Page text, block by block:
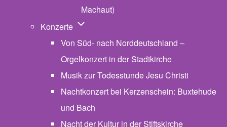
Machaut)
Konzerte Unternavigation von Konzerte
Von Süd- nach Norddeutschland –
Orgelkonzert in der Stadtkirche
Musik zur Todesstunde Jesu Christi
Nachtkonzert bei Kerzenschein: Buxtehude
und Bach
Nacht der Kultur in der Stiftskirche